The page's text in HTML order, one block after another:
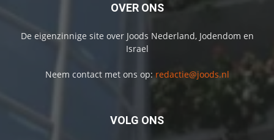
OVER ONS
De eigenzinnige site over Joods Nederland, Jodendom en
Israel
Neem contact met ons op: redactie@joods.nl
VOLG ONS